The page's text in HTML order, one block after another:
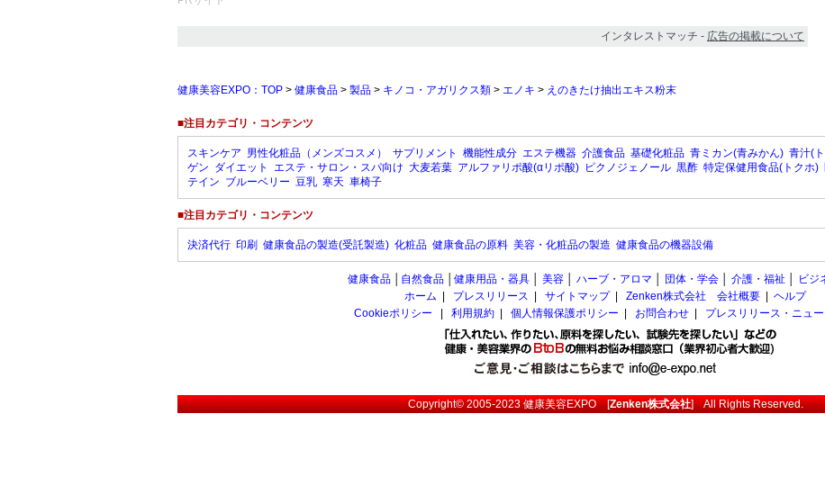
インタレストマッチ - 広告の掲載について
健康美容EXPO：TOP > 健康食品 > 製品 > キノコ・アガリクス類 > エノキ > えのきたけ抽出エキス粉末
■注目カテゴリ・コンテンツ
スキンケア 男性化粧品（メンズコスメ） サプリメント 機能性成分 エステ機器 介護食品 基礎化粧品 青ミカン(青みかん) 青汁(
ゲン ダイエット エステ・サロン・スパ向け 大麦若葉 アルファリポ酸(αリポ酸) ピクノジェノール 黒酢 特定保健用食品(トクホ)
テイン ブルーベリー 豆乳 寒天 車椅子
■注目カテゴリ・コンテンツ
決済代行 印刷 健康食品の製造(受託製造) 化粧品 健康食品の原料 美容・化粧品の製造 健康食品の機器設備
健康食品 自然食品 健康用品・器具 美容 ハーブ・アロマ 団体・学会 介護・福祉
ビジ
ホーム
プレスリリース サイトマップ| Zenken株式会社 会社概要
ヘルプ
Cookieポリシー
利用規約 個人情報保護ポリシー お問合わせ プレスリリース・ニュ
Copyright© 2005-2023健康美容EXPO[Zenken株式会社] All Rights Reserved.